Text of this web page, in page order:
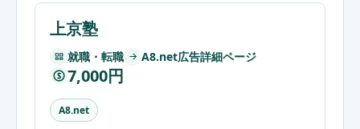
上京塾
就職・転職 A8.net広告詳細ページ
$ 7,000円
A8.net